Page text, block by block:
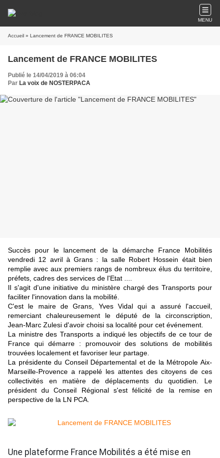
MENU
Accueil » Lancement de FRANCE MOBILITES
Lancement de FRANCE MOBILITES
Publié le 14/04/2019 à 06:04
Par La voix de NOSTERPACA
Succès pour le lancement de la démarche France Mobilités
vendredi 12 avril à Grans : la salle Robert Hossein était bien
remplie avec aux premiers rangs de nombreux élus du territoire,
préfets, cadres des services de l'Etat ....
Il s'agit d'une initiative du ministère chargé des Transports pour
faciliter l'innovation dans la mobilité.
C'est le maire de Grans, Yves Vidal qui a assuré l'accueil,
remerciant chaleureusement le député de la circonscription,
Jean-Marc Zulesi d'avoir choisi sa localité pour cet événement.
La ministre des Transports a indiqué les objectifs de ce tour de
France qui démarre : promouvoir des solutions de mobilités
trouvées localement et favoriser leur partage.
La présidente du Conseil Départemental et de la Métropole Aix-
Marseille-Provence a rappelé les attentes des citoyens de ces
collectivités en matière de déplacements du quotidien. Le
président du Conseil Régional s'est félicité de la remise en
perspective de la LN PCA.
Une plateforme France Mobilités a été mise en